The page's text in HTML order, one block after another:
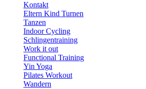
Kontakt
Eltern Kind Turnen
Tanzen
Indoor Cycling
Schlingentraining
Work it out
Functional Training
Yin Yoga
Pilates Workout
Wandern